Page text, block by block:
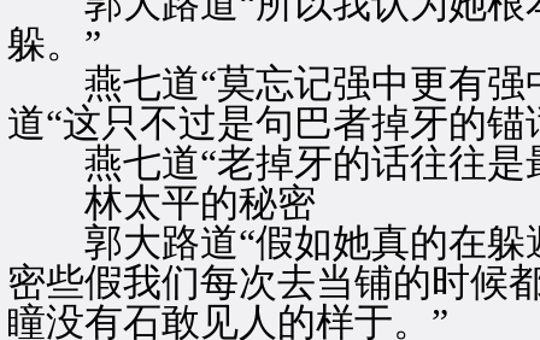
躲。”
燕七道“莫忘记强中更有强
道“这只不过是句巴者掉牙的锚
燕七道“老掉牙的话往往是
林太平的秘密
郭大路道“假如她真的在躲
密些假我们每次去当铺的时候
瞳没有石敢见人的样于。”